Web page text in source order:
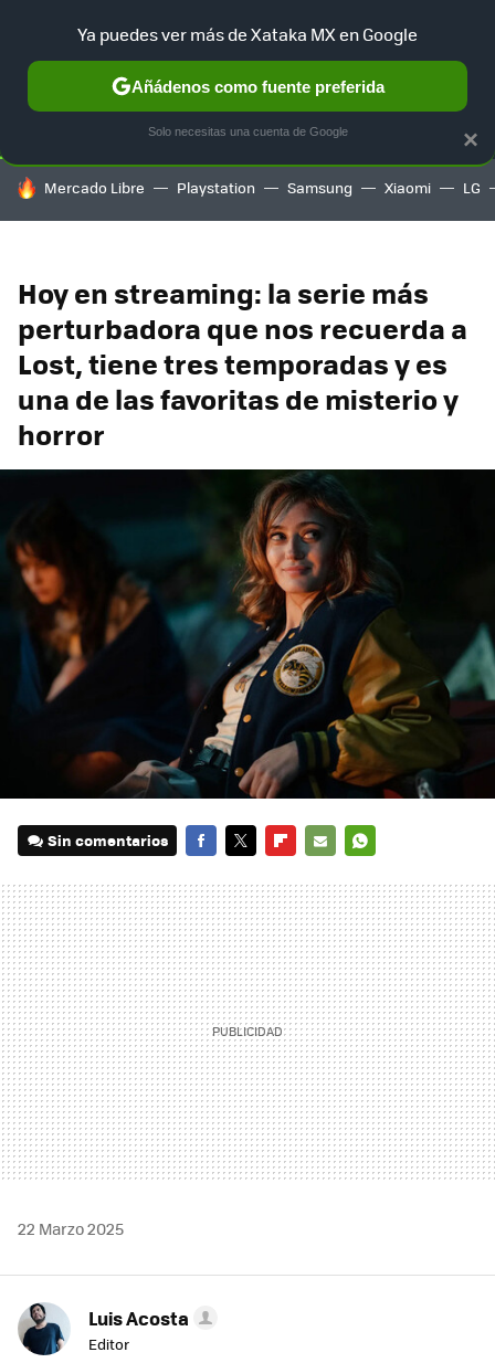
SELECCIÓN GAMING HOME AUTO TERRITORIO
HOY SE HABLA DE
Mercado Libre Playstation Samsung Xiaomi LG
Hoy en streaming: la serie más
perturbadora que nos recuerda a
Lost, tiene tres temporadas y es
una de las favoritas de misterio y
horror
Sin comentarios
MAIL
22 Marzo 2025
Luis Acosta
Editor
×
Ya puedes ver más de Xataka MX en Google
Añádenos como fuente preferida
Solo necesitas una cuenta de Google